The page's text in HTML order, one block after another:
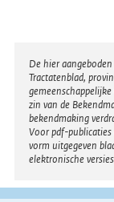
Disclaimer
De hier
Tractatenblad,
zin van de
bekendmaking
Voor pdf-publicaties
vorm uitgegeven
elektronische